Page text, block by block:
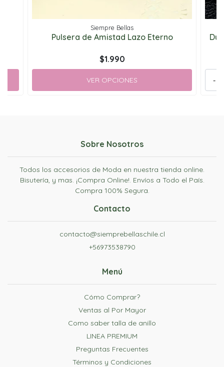
Siempre Bellas
Pulsera de Amistad Lazo Eterno
$1.990
VER OPCIONES -
Sobre Nosotros
Todos los accesorios de Moda en nuestra tienda online.
Bisutería, y mas. ¡Compra Online!. Envíos a Todo el País.
Compra 100% Segura.
Contacto
contacto@siemprebellaschile.cl
+56973538790
Menú
Cómo Comprar?
Ventas al Por Mayor
Como saber talla de anillo
LINEA PREMIUM
Preguntas Frecuentes
Términos y Condiciones